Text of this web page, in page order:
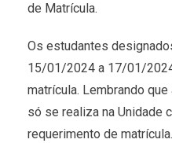
de Matrícula.
Os estudantes
15/01/2024 a 17/01/
matrícula. Lembrando
só se realiza na Unidade
requerimento de matrícula.